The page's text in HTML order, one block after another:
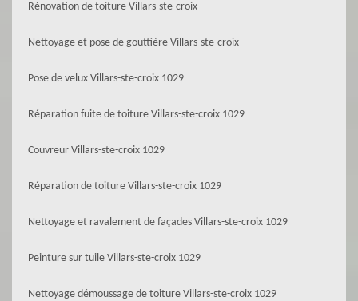
Rénovation de toiture Villars-ste-croix
Nettoyage et pose de gouttière Villars-ste-croix
Pose de velux Villars-ste-croix 1029
Réparation fuite de toiture Villars-ste-croix 1029
Couvreur Villars-ste-croix 1029
Réparation de toiture Villars-ste-croix 1029
Nettoyage et ravalement de façades Villars-ste-croix 1029
Peinture sur tuile Villars-ste-croix 1029
Nettoyage démoussage de toiture Villars-ste-croix 1029